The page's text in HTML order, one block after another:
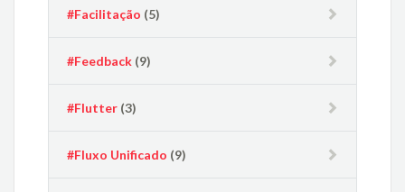
#Facilitação (5)
#Feedback (9)
#Flutter (3)
#Fluxo Unificado (9)